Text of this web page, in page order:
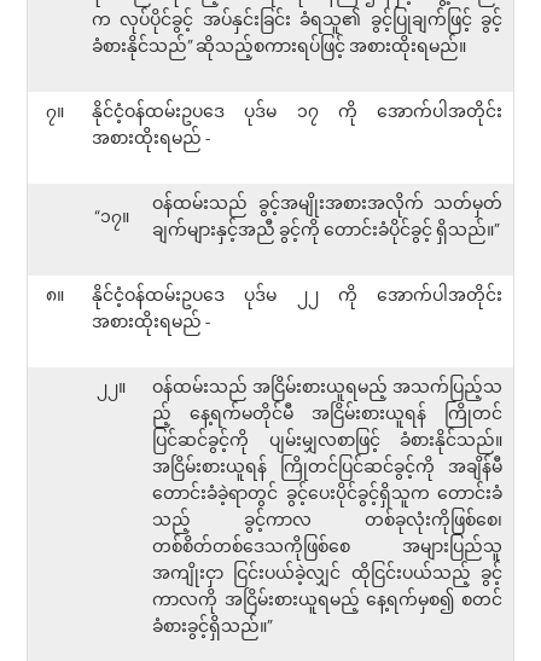
က လုပ်ပိုင်ခွင့် အပ်နှင်းခြင်း ခံရသူ၏ ခွင့်ပြုချက်ဖြင့် ခွင့်
ခံစားနိုင်သည်” ဆိုသည့်စကားရပ်ဖြင့် အစားထိုးရမည်။
၇။
နိုင်ငံ့ဝန်ထမ်းဥပဒေ ပုဒ်မ ၁၇ ကို အောက်ပါအတိုင်း
အစားထိုးရမည် -
“၁၇။
ဝန်ထမ်းသည် ခွင့်အမျိုးအစားအလိုက် သတ်မှတ်
ချက်များနှင့်အညီ ခွင့်ကို တောင်းခံပိုင်ခွင့် ရှိသည်။”
၈။
နိုင်ငံ့ဝန်ထမ်းဥပဒေ ပုဒ်မ ၂၂ ကို အောက်ပါအတိုင်း
အစားထိုးရမည် -
၂၂။
ဝန်ထမ်းသည် အငြိမ်းစားယူရမည့် အသက်ပြည့်သ
ည့် နေ့ရက်မတိုင်မီ အငြိမ်းစားယူရန် ကြိုတင်
ပြင်ဆင်ခွင့်ကို ပျမ်းမျှလစာဖြင့် ခံစားနိုင်သည်။
အငြိမ်းစားယူရန် ကြိုတင်ပြင်ဆင်ခွင့်ကို အချိန်မီ
တောင်းခံခဲ့ရာတွင် ခွင့်ပေးပိုင်ခွင့်ရှိသူက တောင်းခံ
သည့် ခွင့်ကာလ တစ်ခုလုံးကိုဖြစ်စေ၊
တစ်စိတ်တစ်ဒေသကိုဖြစ်စေ အများပြည်သူ
အကျိုးငှာ ငြင်းပယ်ခဲ့လျှင် ထိုငြင်းပယ်သည့် ခွင့်
ကာလကို အငြိမ်းစားယူရမည့် နေ့ရက်မှစ၍ စတင်
ခံစားခွင့်ရှိသည်။”